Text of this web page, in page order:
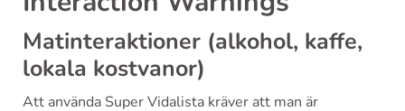
Matinteraktioner (alkohol, kaffe,
lokala kostvanor)
Att använda Super Vidalista kräver att man är